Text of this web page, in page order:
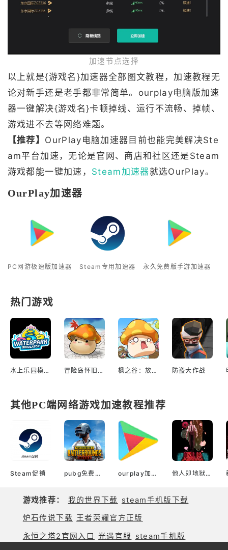
加速节点选择
以上就是{游戏名}加速器全部图文教程，加速教程无
论对新手还是老手都非常简单。ourplay电脑版加速
器一键解决{游戏名}卡顿掉线、运行不流畅、掉帧、
游戏进不去等网络难题。
【推荐】 OurPlay电脑加速器目前也能完美解决Ste
am平台加速，无论是官网、商店和社区还是Steam
游戏都能一键加速， Steam加速器就选OurPlay。
OurPlay加速器
PC网游极速版加速器 Steam专用加速器 永久免费版手游加速器
热门游戏
水上乐园模拟器 冒险岛怀旧服（国服） 枫之谷：放置冒险记 防盗大作战
其他PC端网络游戏加速教程推荐
Steam促销 pubg免费加速器 ourplay加速器官网 他人即地狱(Epic版)
游戏推荐： 我的世界下载
steam手机版下载
炉石传说下载 王者荣耀官方正版
永恒之塔2官网入口 光遇官服
steam手机版